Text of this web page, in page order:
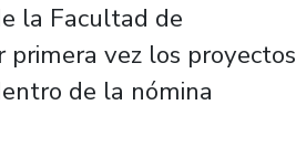
la Facultad de
primera vez los proyectos
de la nómina